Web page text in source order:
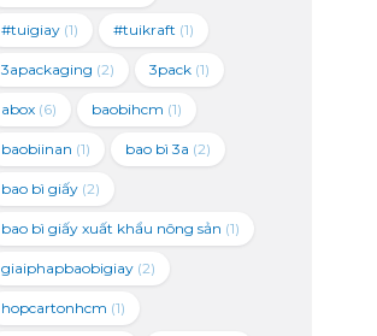
#tuigiay (1) #tuikraft (1)
3apackaging (2) 3pack (1)
abox (6) baobihcm (1)
baobiinan (1) bao bì 3a (2)
bao bì giấy (2)
bao bì giấy xuất khẩu nông sản (1)
giaiphapbaobigiay (2)
hopcartonhcm (1)